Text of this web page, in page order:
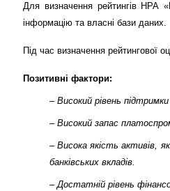
Для визначення рейтингів НРА
інформацію та власні бази даних.
Під час визначення рейтингової
Позитивні фактори:
– Високий рівень
– Високий запас
– Висока якість активів,
банківських вкладів.
– Достатній рівень